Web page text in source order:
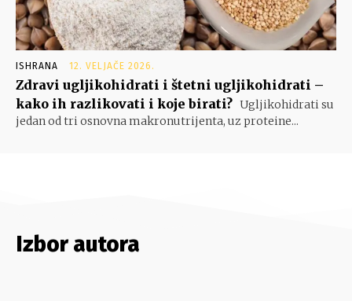
ISHRANA 12. VELJAČE 2026.
Zdravi ugljikohidrati i štetni ugljikohidrati –
kako ih razlikovati i koje birati? Ugljikohidrati su
jedan od tri osnovna makronutrijenta, uz proteine...
Izbor autora